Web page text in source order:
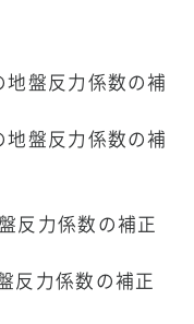
地盤反力係数の補
盤反力係数の補
反力係数の補正
反力係数の補正